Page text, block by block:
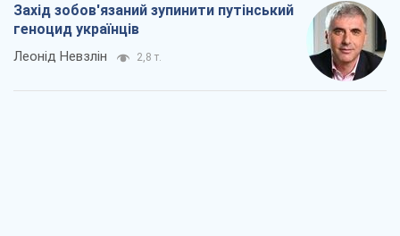
Захід зобов'язаний зупинити путінський
геноцид українців
Леонід Невзлін 2,8 т.